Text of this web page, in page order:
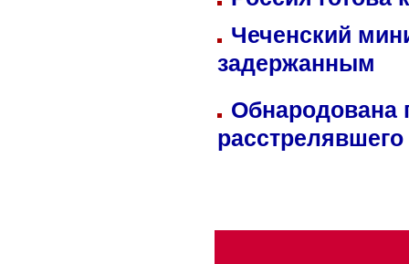
Чеченский
задержанным
Обнародована